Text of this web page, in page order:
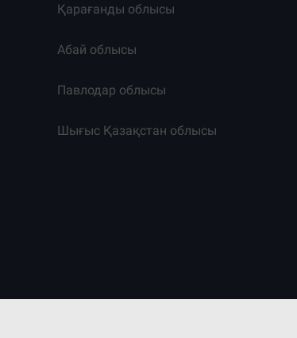
Қарағанды облысы
Абай облысы
Павлодар облысы
Шығыс Қазақстан облысы